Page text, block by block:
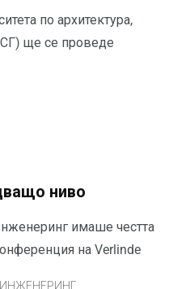
по архитектура,
ще се проведе
ниво
имаше честта
на Verlinde